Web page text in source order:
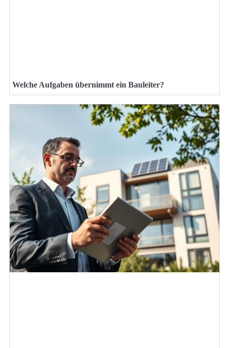
Welche Aufgaben übernimmt ein Bauleiter?